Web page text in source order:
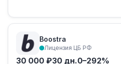
Boostra
Лицензия ЦБ РФ
30 000 ₽30 дн.0–292%